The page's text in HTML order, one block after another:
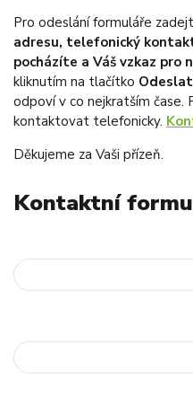
Pro odeslání formuláře
adresu, telefonický
pocházíte a Váš vzkaz pro
kliknutím na tlačítko Odeslat
odpoví v co nejkratším čase.
kontaktovat telefonicky.
Děkujeme za Vaši přízeň.
Kontaktní